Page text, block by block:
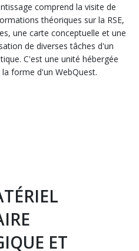
comprend la visite de
théoriques sur la RSE,
une carte conceptuelle et une
de diverses tâches d'un
C'est une unité hébergée
forme d'un WebQuest.
ET